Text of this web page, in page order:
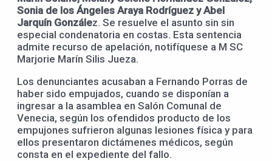
Sonia de los Ángeles Araya Rodríguez y Abel
Jarquín González. Se resuelve el asunto sin sin
especial condenatoria en costas. Esta sentencia
admite recurso de apelación, notifíquese a M SC
Marjorie Marín Silis Jueza.
Los denunciantes acusaban a Fernando Porras de
haber sido empujados, cuando se disponían a
ingresar a la asamblea en Salón Comunal de
Venecia, según los ofendidos producto de los
empujones sufrieron algunas lesiones física y para
ellos presentaron dictámenes médicos, según
consta en el expediente del fallo.